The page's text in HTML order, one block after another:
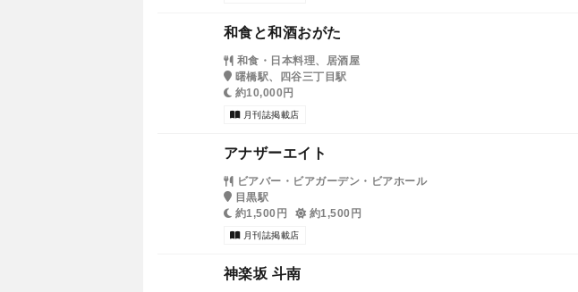
和食と和酒おがた
和食・日本料理、居酒屋
曙橋駅、四谷三丁目駅
約10,000円
月刊誌掲載店
アナザーエイト
ビアバー・ビアガーデン・ビアホール
目黒駅
約1,500円
約1,500円
月刊誌掲載店
神楽坂 斗南